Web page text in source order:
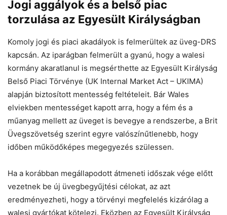
Jogi aggályok és a belső piac
torzulása az Egyesült Királyságban
Komoly jogi és piaci akadályok is felmerültek az üveg-DRS
kapcsán. Az iparágban felmerült a gyanú, hogy a walesi
kormány akaratlanul is megsérthette az Egyesült Királyság
Belső Piaci Törvénye (UK Internal Market Act – UKIMA)
alapján biztosított mentesség feltételeit. Bár Wales
elviekben mentességet kapott arra, hogy a fém és a
műanyag mellett az üveget is bevegye a rendszerbe, a Brit
Üvegszövetség szerint egyre valószínűtlenebb, hogy
időben működőképes megegyezés szülessen.
Ha a korábban megállapodott átmeneti időszak vége előtt
vezetnek be új üvegbegyűjtési célokat, az azt
eredményezheti, hogy a törvényi megfelelés kizárólag a
walesi gyártókat kötelezi. Eközben az Egyesült Királyság